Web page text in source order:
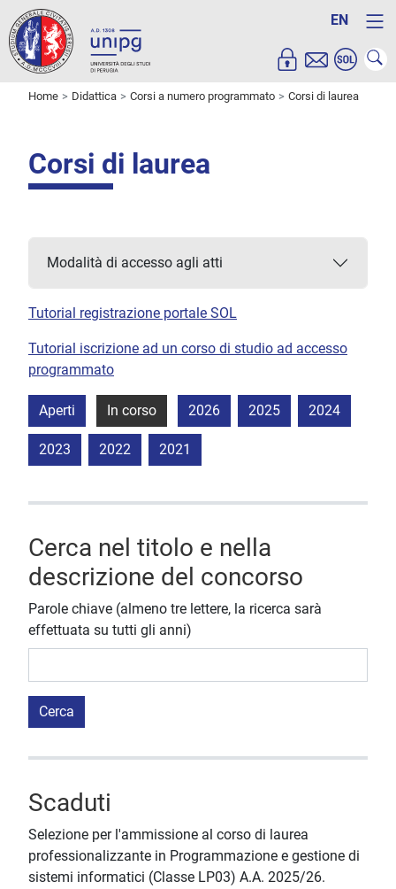
EN
Home Didattica Corsi a numero programmato Corsi di laurea
Corsi di laurea
Modalità di accesso agli atti
Tutorial registrazione portale SOL
Tutorial iscrizione ad un corso di studio ad accesso
programmato
Aperti In corso 2026 2025 2024
2023 2022 2021
Cerca nel titolo e nella
descrizione del concorso
Parole chiave (almeno tre lettere, la ricerca sarà
effettuata su tutti gli anni)
Cerca
Scaduti
Selezione per l'ammissione al corso di laurea
professionalizzante in Programmazione e gestione di
sistemi informatici (Classe LP03) A.A. 2025/26.